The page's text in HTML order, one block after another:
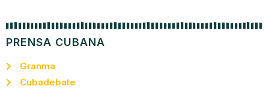
PRENSA CUBANA
Granma
Cubadebate